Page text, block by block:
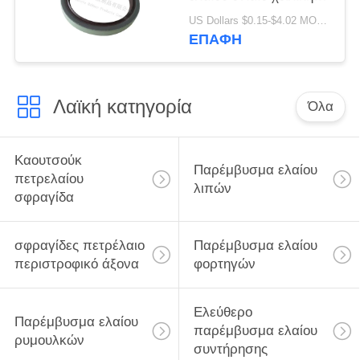
φυματίωσης τύπων
ποιοτικό υλικό
US Dollars $0.15-$4.02 MOQ:20pcs
ΕΠΑΦΉ
Λαϊκή κατηγορία Όλα
Καουτσούκ
πετρελαίου
σφραγίδα
Παρέμβυσμα ελαίου
λιπών
σφραγίδες πετρέλαιο
περιστροφικό άξονα
Παρέμβυσμα ελαίου
φορτηγών
Παρέμβυσμα ελαίου
ρυμουλκών
Ελεύθερο
παρέμβυσμα ελαίου
συντήρησης